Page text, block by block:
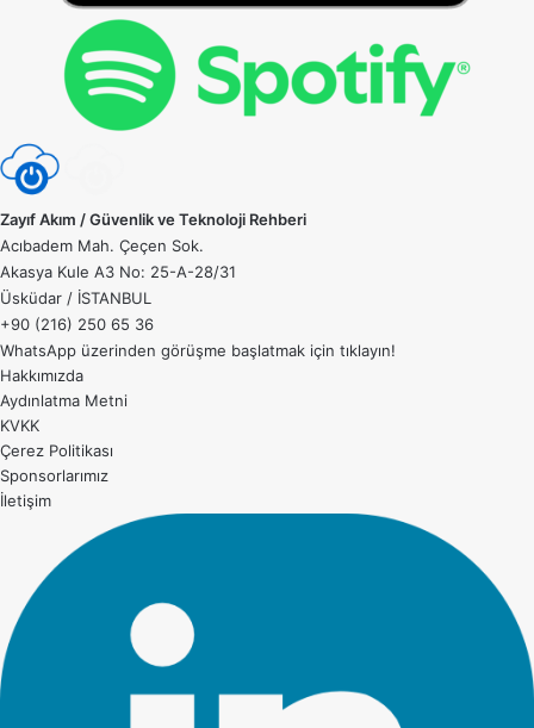
Zayıf Akım / Güvenlik ve Teknoloji Rehberi
Acıbadem Mah. Çeçen Sok.
Akasya Kule A3 No: 25-A-28/31
Üsküdar / İSTANBUL
+90 (216) 250 65 36
WhatsApp üzerinden görüşme başlatmak için tıklayın!
Hakkımızda
Aydınlatma Metni
KVKK
Çerez Politikası
Sponsorlarımız
İletişim